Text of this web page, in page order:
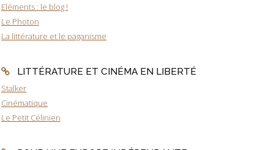
Eléments : le blog !
Le Photon
La littérature et le paganisme
LITTÉRATURE ET CINÉMA EN LIBERTÉ
Stalker
Cinématique
Le Petit Célinien